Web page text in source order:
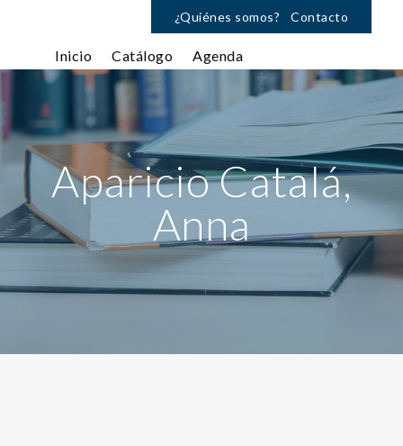
¿Quiénes somos? Contacto
Inicio Catálogo Agenda
Aparicio Catalá,
Anna